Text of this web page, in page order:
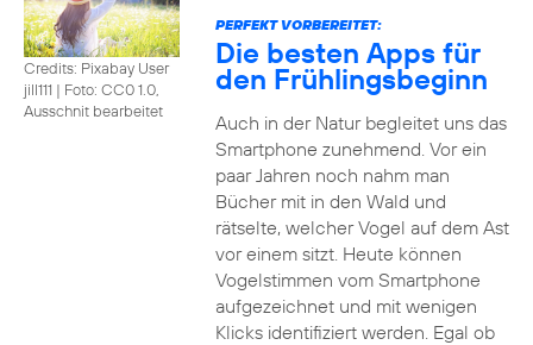
Credits: Pixabay User
jill111 | Foto: CC0 1.0,
Ausschnit bearbeitet
PERFEKT VORBEREITET:
Die besten Apps für
den Frühlingsbeginn
Auch in der Natur begleitet uns das
Smartphone zunehmend. Vor ein
paar Jahren noch nahm man
Bücher mit in den Wald und
rätselte, welcher Vogel auf dem Ast
vor einem sitzt. Heute können
Vogelstimmen vom Smartphone
aufgezeichnet und mit wenigen
Klicks identifiziert werden. Egal ob